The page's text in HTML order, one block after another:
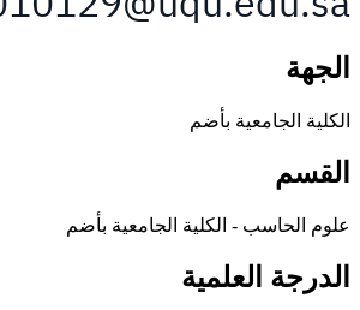
الجهة
الكلية الجامعية بأضم
القسم
علوم الحاسب - الكلية الجامعية بأضم
الدرجة العلمية